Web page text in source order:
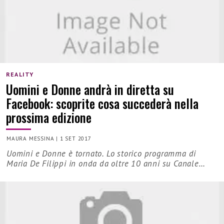
REALITY
Uomini e Donne andrà in diretta su
Facebook: scoprite cosa succederà nella
prossima edizione
MAURA MESSINA | 1 SET 2017
Uomini e Donne è tornato. Lo storico programma di
Maria De Filippi in onda da oltre 10 anni su Canale…